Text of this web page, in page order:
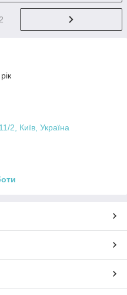
2, Київ, Україна